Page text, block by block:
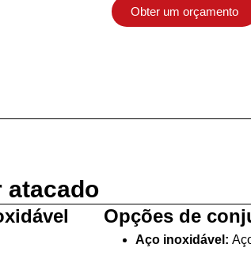
Obter um orçamento
atacado
Opções de
Aço inoxidável: